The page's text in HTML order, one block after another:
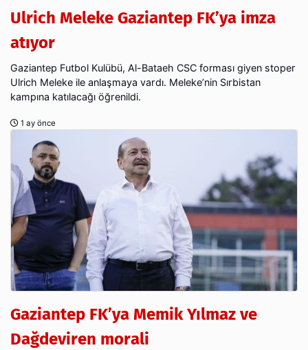
Ulrich Meleke Gaziantep FK’ya imza
atıyor
Gaziantep Futbol Kulübü, Al-Bataeh CSC forması giyen stoper
Ulrich Meleke ile anlaşmaya vardı. Meleke’nin Sırbistan
kampına katılacağı öğrenildi.
1 ay önce
Gaziantep FK’ya Memik Yılmaz ve
Dağdeviren morali